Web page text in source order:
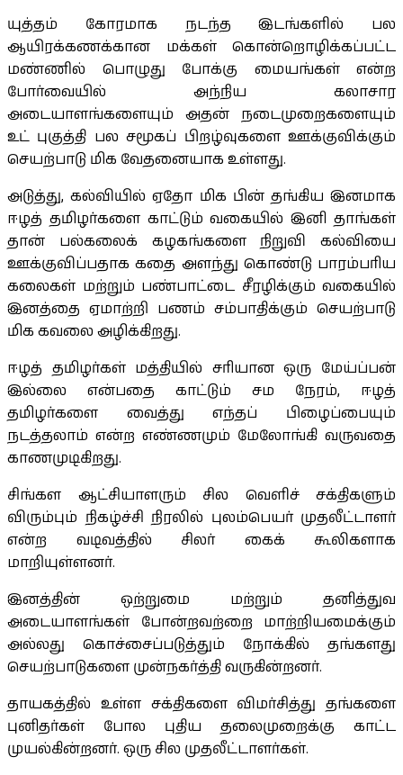
யுத்தம் கோரமாக நடந்த இடங்களில் பல
ஆயிரக்கணக்கான மக்கள் கொன்றொழிக்கப்பட்ட
மண்ணில் பொழுது போக்கு மையங்கள் என்ற
போர்வையில் அந்நிய கலாசார
அடையாளங்களையும் அதன் நடைமுறைகளையும்
உட் புகுத்தி பல சமூகப் பிறழ்வுகளை ஊக்குவிக்கும்
செயற்பாடு மிக வேதனையாக உள்ளது.
அடுத்து, கல்வியில் ஏதோ மிக பின் தங்கிய இனமாக
ஈழத் தமிழர்களை காட்டும் வகையில் இனி தாங்கள்
தான் பல்கலைக் கழகங்களை நிறுவி கல்வியை
ஊக்குவிப்பதாக கதை அளந்து கொண்டு பாரம்பரிய
கலைகள் மற்றும் பண்பாட்டை சீரழிக்கும் வகையில்
இனத்தை ஏமாற்றி பணம் சம்பாதிக்கும் செயற்பாடு
மிக கவலை அழிக்கிறது.
ஈழத் தமிழர்கள் மத்தியில் சரியான ஒரு மேய்ப்பன்
இல்லை என்பதை காட்டும் சம நேரம், ஈழத்
தமிழர்களை வைத்து எந்தப் பிழைப்பையும்
நடத்தலாம் என்ற எண்ணமும் மேலோங்கி வருவதை
காணமுடிகிறது.
சிங்கள ஆட்சியாளரும் சில வெளிச் சக்திகளும்
விரும்பும் நிகழ்ச்சி நிரலில் புலம்பெயர் முதலீட்டாளர்
என்ற வடிவத்தில் சிலர் கைக் கூலிகளாக
மாறியுள்ளனர்.
இனத்தின் ஒற்றுமை மற்றும் தனித்துவ
அடையாளங்கள் போன்றவற்றை மாற்றியமைக்கும்
அல்லது கொச்சைப்படுத்தும் நோக்கில் தங்களது
செயற்பாடுகளை முன்நகர்த்தி வருகின்றனர்.
தாயகத்தில் உள்ள சக்திகளை விமர்சித்து தங்களை
புனிதர்கள் போல புதிய தலைமுறைக்கு காட்ட
முயல்கின்றனர். ஒரு சில முதலீட்டாளர்கள்.